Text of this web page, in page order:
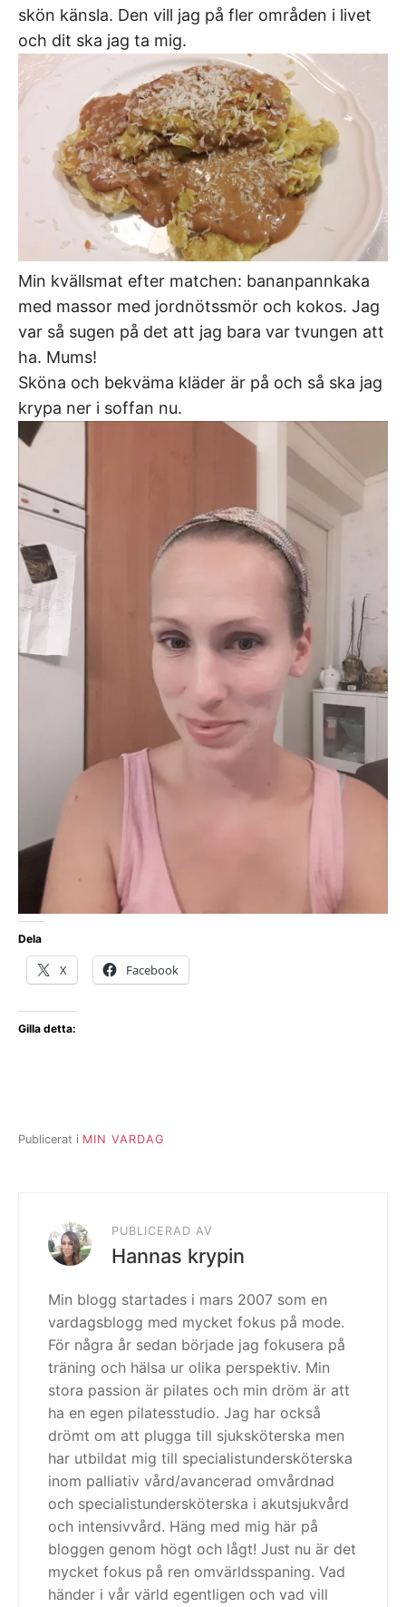
skön känsla. Den vill jag på fler områden i livet
och dit ska jag ta mig.
Min kvällsmat efter matchen: bananpannkaka
med massor med jordnötssmör och kokos. Jag
var så sugen på det att jag bara var tvungen att
ha. Mums!
Sköna och bekväma kläder är på och så ska jag
krypa ner i soffan nu.
Dela
X Facebook
Gilla detta:
Publicerat i MIN VARDAG
PUBLICERAD AV
Hannas krypin
Min blogg startades i mars 2007 som en
vardagsblogg med mycket fokus på mode.
För några år sedan började jag fokusera på
träning och hälsa ur olika perspektiv. Min
stora passion är pilates och min dröm är att
ha en egen pilatesstudio. Jag har också
drömt om att plugga till sjuksköterska men
har utbildat mig till specialistundersköterska
inom palliativ vård/avancerad omvårdnad
och specialistundersköterska i akutsjukvård
och intensivvård. Häng med mig här på
bloggen genom högt och lågt! Just nu är det
mycket fokus på ren omvärldsspaning. Vad
händer i vår värld egentligen och vad vill